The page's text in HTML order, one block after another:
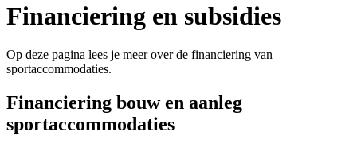
Financiering en subsidies
Op deze pagina lees je meer over de financiering van
sportaccommodaties.
Financiering bouw en aanleg
sportaccommodaties